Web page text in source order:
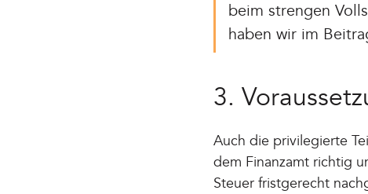
beim strengen
haben wir im
3.
Auch die privilegierte
dem Finanzamt richtig
Steuer fristgerecht